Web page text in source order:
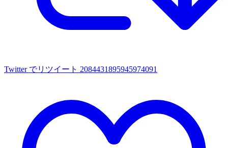
Twitter でリツイート 2084431895945974091